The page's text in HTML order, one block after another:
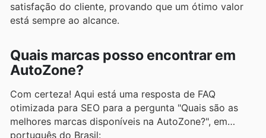
satisfação do cliente, provando que um ótimo valor
está sempre ao alcance.
Quais marcas posso encontrar em
AutoZone?
Com certeza! Aqui está uma resposta de FAQ
otimizada para SEO para a pergunta "Quais são as
melhores marcas disponíveis na AutoZone?", em
português do Brasil: